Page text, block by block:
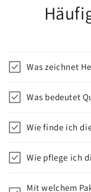
Was zeichnet
Was bedeutet
Wie finde ich
Wie pflege ich
Mit welchem